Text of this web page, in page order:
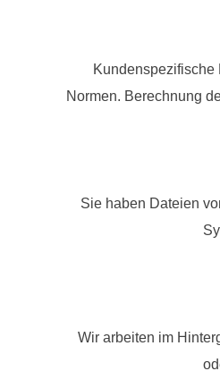
Kundenspezifische
Normen. Berechnung
Sie haben Dateien
Wir arbeiten im